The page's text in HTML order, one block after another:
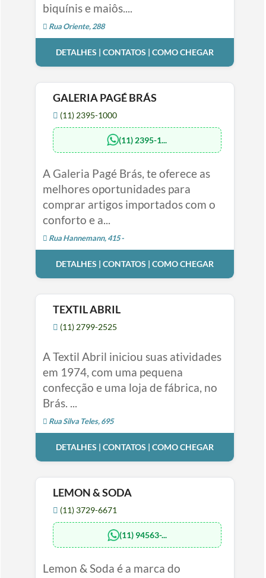
biquínis e maiôs....
Rua Oriente, 288
DETALHES | CONTATOS | COMO CHEGAR
GALERIA PAGÉ BRÁS
(11) 2395-1000
(11) 2395-1...
A Galeria Pagé Brás, te oferece as
melhores oportunidades para
comprar artigos importados com o
conforto e a...
Rua Hannemann, 415 -
DETALHES | CONTATOS | COMO CHEGAR
TEXTIL ABRIL
(11) 2799-2525
A Textil Abril iniciou suas atividades
em 1974, com uma pequena
confecção e uma loja de fábrica, no
Brás. ...
Rua Silva Teles, 695
DETALHES | CONTATOS | COMO CHEGAR
LEMON & SODA
(11) 3729-6671
(11) 94563-...
Lemon & Soda é a marca do